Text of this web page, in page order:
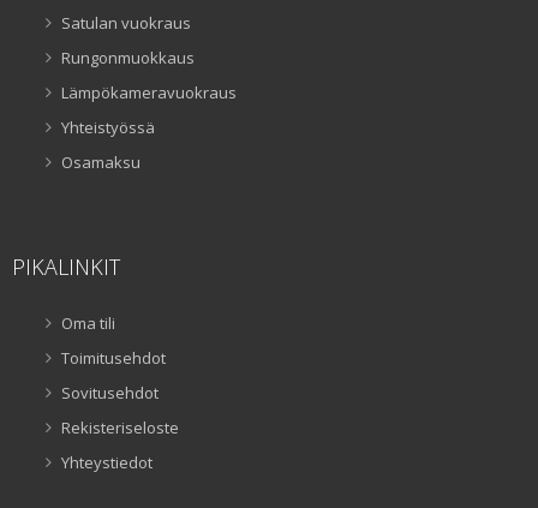
Satulan vuokraus
Rungonmuokkaus
Lämpökameravuokraus
Yhteistyössä
Osamaksu
PIKALINKIT
Oma tili
Toimitusehdot
Sovitusehdot
Rekisteriseloste
Yhteystiedot